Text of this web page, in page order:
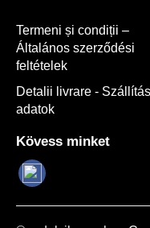
Termeni și condiții –
Általános szerződési
feltételek
Detalii livrare -
adatok
Kövess minket